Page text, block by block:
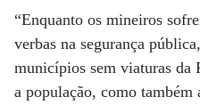
“Enquanto os mineiros
verbas na segurança
municípios sem viaturas
a população, como também